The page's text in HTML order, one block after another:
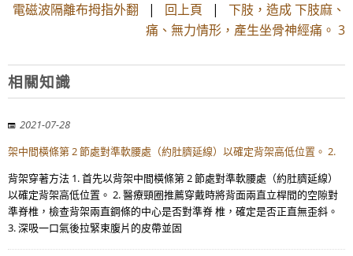
電磁波隔離布拇指外翻 | 回上頁 | 下肢，造成 下肢麻、
痛、無力情形，產生坐骨神經痛。 3
相關知識
2021-07-28
架中間橫條第 2 節處對準軟腰處（約肚臍延線）以確定背架高低位置。 2.
背架穿著方法 1. 首先以背架中間橫條第 2 節處對準軟腰處（約肚臍延線）
以確定背架高低位置。 2. 醫療頸圈推薦穿戴時將背面兩直立桿間的空隙對
準脊椎，檢查背架兩直鋼條的中心是否對準脊 椎，確定是否正直無歪斜。
3. 深吸一口氣後拉緊束腹片的皮帶並固